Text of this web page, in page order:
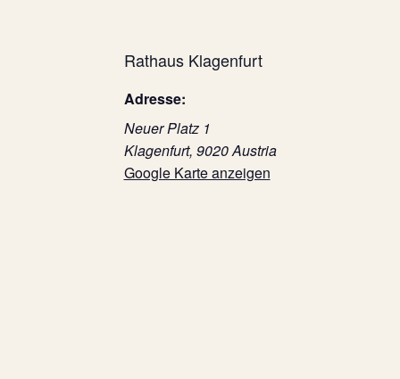
Rathaus Klagenfurt
Adresse:
Neuer Platz 1
Klagenfurt, 9020Austria
Google Karte anzeigen